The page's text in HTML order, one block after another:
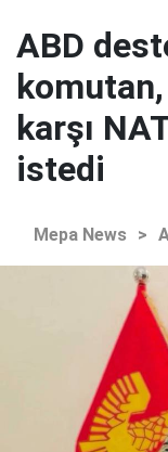
ABD
karşı
istedi
Mepa News >